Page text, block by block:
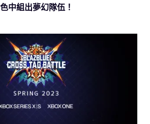
中組出夢幻隊伍！